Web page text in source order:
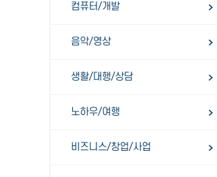
컴퓨터/개발
음악/영상
생활/대행/상담
노하우/여행
비즈니스/창업/사업